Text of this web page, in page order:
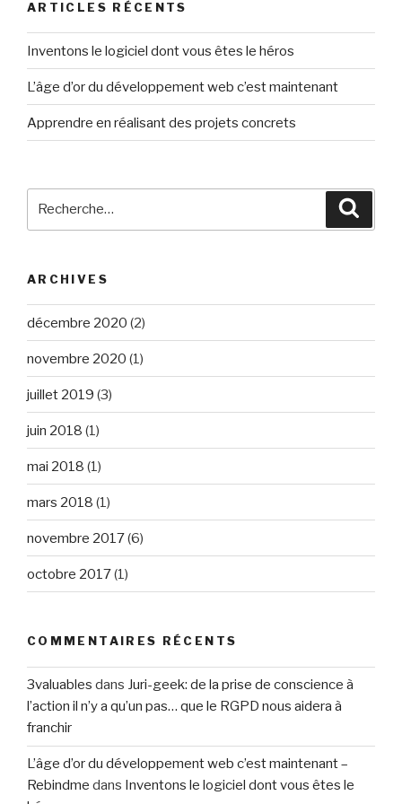
ARTICLES RÉCENTS
Inventons le logiciel dont vous êtes le héros
L’âge d’or du développement web c’est maintenant
Apprendre en réalisant des projets concrets
ARCHIVES
décembre 2020 (2)
novembre 2020 (1)
juillet 2019 (3)
juin 2018 (1)
mai 2018 (1)
mars 2018 (1)
novembre 2017(6)
octobre 2017(1)
COMMENTAIRES RÉCENTS
3valuables dans Juri-geek: de la prise de conscience à
l’action il n’y a qu’un pas… que le RGPD nous aidera à
franchir
L’âge d’or du développement web c’est maintenant –
Rebindme dans Inventons le logiciel dont vous êtes le